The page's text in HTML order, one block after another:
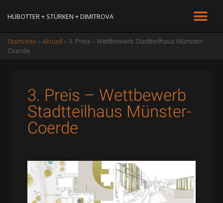
HÜBOTTER + STÜRKEN + DIMITROVA
Startseite » Aktuell » 3. Preis – Wettbewerb Stadtteilhaus Münster-
Coerde
3. Preis – Wettbewerb
Stadtteilhaus Münster-
Coerde